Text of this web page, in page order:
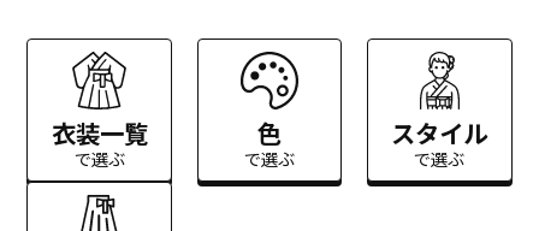
衣装一覧
で選ぶ
色
で選ぶ
スタイル
で選ぶ